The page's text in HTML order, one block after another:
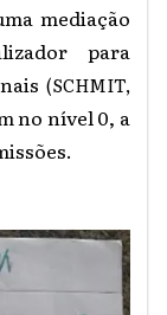
mediação
para
(SCHMIT,
no nível 0, a